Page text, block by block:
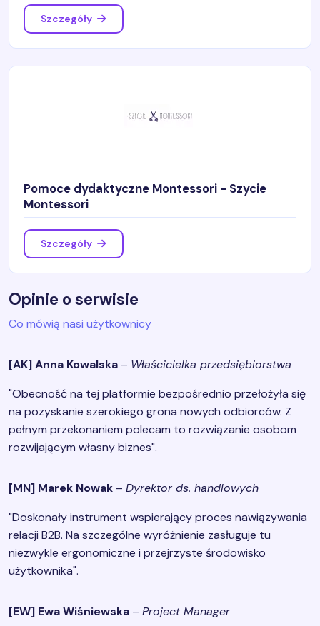
Szczegóły
Pomoce dydaktyczne Montessori - Szycie
Montessori
Szczegóły
Opinie o serwisie
Co mówią nasi użytkownicy
[AK] Anna Kowalska – Właścicielka przedsiębiorstwa
"Obecność na tej platformie bezpośrednio przełożyła się
na pozyskanie szerokiego grona nowych odbiorców. Z
pełnym przekonaniem polecam to rozwiązanie osobom
rozwijającym własny biznes".
[MN] Marek Nowak – Dyrektor ds. handlowych
"Doskonały instrument wspierający proces nawiązywania
relacji B2B. Na szczególne wyróżnienie zasługuje tu
niezwykle ergonomiczne i przejrzyste środowisko
użytkownika".
[EW] Ewa Wiśniewska – Project Manager